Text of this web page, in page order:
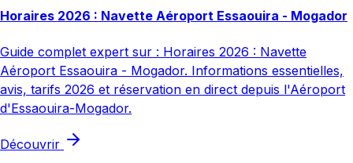
Horaires 2026 : Navette Aéroport Essaouira - Mogador
Guide complet expert sur : Horaires 2026 : Navette
Aéroport Essaouira - Mogador. Informations essentielles,
avis, tarifs 2026 et réservation en direct depuis l'Aéroport
d'Essaouira-Mogador.
Découvrir